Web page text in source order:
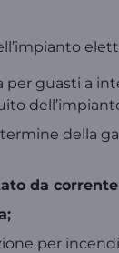
per guasti a
della
da
per